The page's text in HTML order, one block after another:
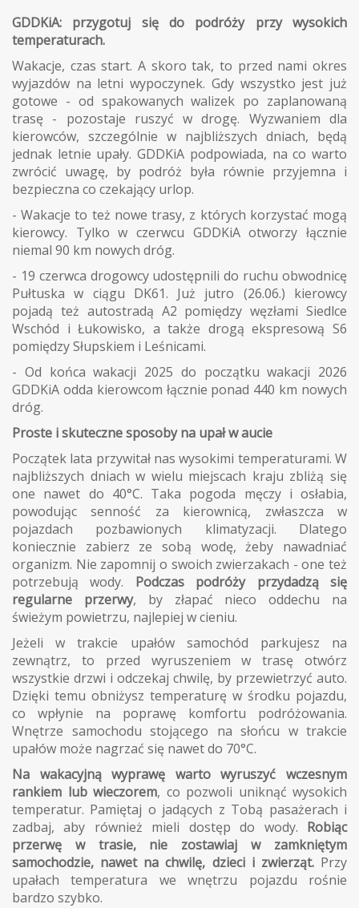
GDDKiA: przygotuj się do podróży przy wysokich
temperaturach.
Wakacje, czas start. A skoro tak, to przed nami okres
wyjazdów na letni wypoczynek. Gdy wszystko jest już
gotowe - od spakowanych walizek po zaplanowaną
trasę - pozostaje ruszyć w drogę. Wyzwaniem dla
kierowców, szczególnie w najbliższych dniach, będą
jednak letnie upały. GDDKiA podpowiada, na co warto
zwrócić uwagę, by podróż była równie przyjemna i
bezpieczna co czekający urlop.
- Wakacje to też nowe trasy, z których korzystać mogą
kierowcy. Tylko w czerwcu GDDKiA otworzy łącznie
niemal 90 km nowych dróg.
- 19 czerwca drogowcy udostępnili do ruchu obwodnicę
Pułtuska w ciągu DK61. Już jutro (26.06.) kierowcy
pojadą też autostradą A2 pomiędzy węzłami Siedlce
Wschód i Łukowisko, a także drogą ekspresową S6
pomiędzy Słupskiem i Leśnicami.
- Od końca wakacji 2025 do początku wakacji 2026
GDDKiA odda kierowcom łącznie ponad 440 km nowych
dróg.
Proste i skuteczne sposoby na upał w aucie
Początek lata przywitał nas wysokimi temperaturami. W
najbliższych dniach w wielu miejscach kraju zbliżą się
one nawet do 40°C. Taka pogoda męczy i osłabia,
powodując senność za kierownicą, zwłaszcza w
pojazdach pozbawionych klimatyzacji. Dlatego
koniecznie zabierz ze sobą wodę, żeby nawadniać
organizm. Nie zapomnij o swoich zwierzakach - one też
potrzebują wody. Podczas podróży przydadzą się
regularne przerwy, by złapać nieco oddechu na
świeżym powietrzu, najlepiej w cieniu.
Jeżeli w trakcie upałów samochód parkujesz na
zewnątrz, to przed wyruszeniem w trasę otwórz
wszystkie drzwi i odczekaj chwilę, by przewietrzyć auto.
Dzięki temu obniżysz temperaturę w środku pojazdu,
co wpłynie na poprawę komfortu podróżowania.
Wnętrze samochodu stojącego na słońcu w trakcie
upałów może nagrzać się nawet do 70°C.
Na wakacyjną wyprawę warto wyruszyć wczesnym
rankiem lub wieczorem, co pozwoli uniknąć wysokich
temperatur. Pamiętaj o jadących z Tobą pasażerach i
zadbaj, aby również mieli dostęp do wody. Robiąc
przerwę w trasie, nie zostawiaj w zamkniętym
samochodzie, nawet na chwilę, dzieci i zwierząt.Przy
upałach temperatura we wnętrzu pojazdu rośnie
bardzo szybko.